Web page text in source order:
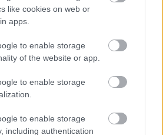
like cookies on web or
apps.
to enable storage
of the website or app.
to enable storage
to enable storage
including authentication
Train Orchestra
végezték. A vendégművészek
Tom Skinner is.